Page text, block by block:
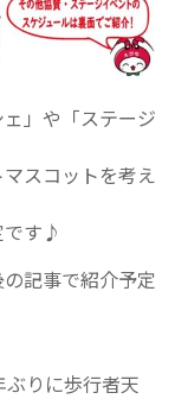
」や「ステージ
スコットを考え
です♪
記事で紹介予定
りに歩行者天